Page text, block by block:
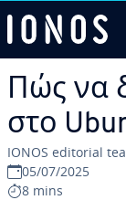
Πώς να
στο
IONOS editorial
05/07/2025
8 mins